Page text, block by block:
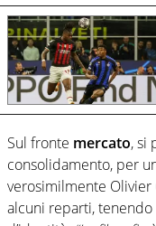
Sul fronte mercato, si
consolidamento, per
verosimilmente
alcuni reparti,